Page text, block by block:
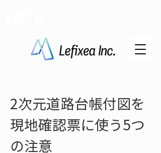
2次元道路台帳付図を
現地確認票に使う5つ
の注意